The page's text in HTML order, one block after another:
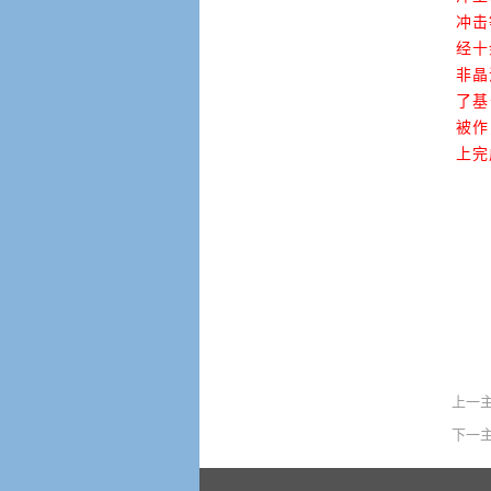
冲
经
非
了
被
上
上一
下一